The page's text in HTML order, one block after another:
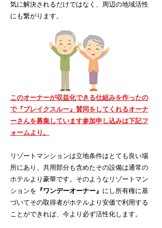
気に解決されるだけではなく、周辺の地域活性
にも繋がります。
このオーナーが収益化できる仕組みを作ったの
で『ブレイクスルー』賛同をしてくれるオーナ
ーさんを募集しています参加申し込みは下記フ
ォームより。
リゾートマンションは立地条件はとても良い場
所にあり、共用部分も含めたその設備は通常の
ホテルより豪華です。そのようなリゾートマン
ションを 『ワンデーオーナー』 にし所有権に基
づいてその取得者がホテルより安価で利用する
ことができれば、今より必ず活性化します。